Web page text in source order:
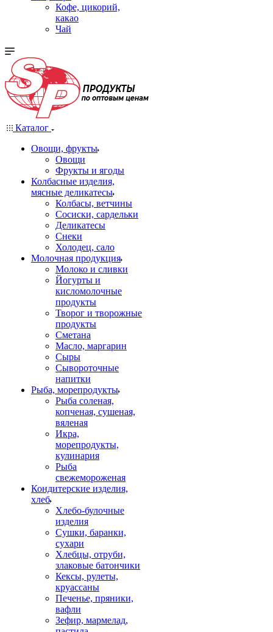
Кофе, цикорий,
какао
Чай
Каталог
Овощи, фрукты
Овощи
Фрукты и ягоды
Колбасные изделия,
мясные деликатесы
Колбасы, ветчины
Сосиски, сардельки
Деликатесы
Снеки
Холодец, сало
Молочная продукция
Молоко и сливки
Йогурты и
кисломолочные
продукты
Творог и творожные
продукты
Сметана
Масло, маргарин
Сыры
Сывороточные
напитки
Рыба, морепродукты
Рыба соленая,
копченая, сушеная,
вяленая
Икра,
морепродукты,
кулинария
Рыба
свежемороженая
Кондитерские изделия,
хлеб
Хлебо-булочные
изделия
Сушки, баранки,
сухари
Хлебцы, отруби,
злаковые батончики
Кексы, рулеты,
круассаны
Печенье, пряники,
вафли
Зефир, мармелад,